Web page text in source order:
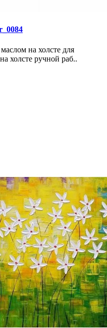
на холсте для
холсте ручной раб..